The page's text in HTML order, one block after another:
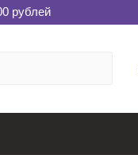
рублей